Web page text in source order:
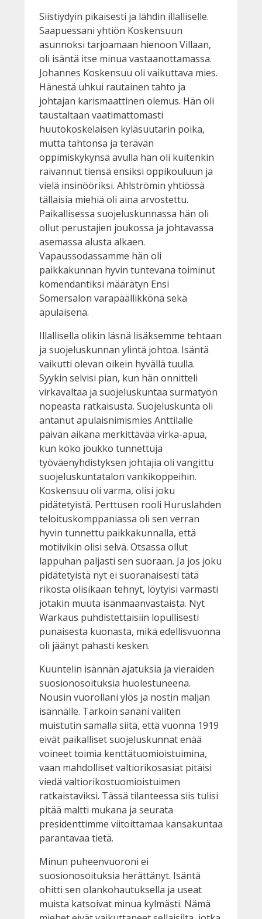
Siistiydyin pikaisesti ja lähdin illalliselle.
Saapuessani yhtiön Koskensuun
asunnoksi tarjoamaan hienoon Villaan,
oli isäntä itse minua vastaanottamassa.
Johannes Koskensuu oli vaikuttava mies.
Hänestä uhkui rautainen tahto ja
johtajan karismaattinen olemus. Hän oli
taustaltaan vaatimattomasti
huutokoskelaisen kyläsuutarin poika,
mutta tahtonsa ja terävän
oppimiskykynsä avulla hän oli kuitenkin
raivannut tiensä ensiksi oppikouluun ja
vielä insinööriksi. Ahlströmin yhtiössä
tällaisia miehiä oli aina arvostettu.
Paikallisessa suojeluskunnassa hän oli
ollut perustajien joukossa ja johtavassa
asemassa alusta alkaen.
Vapaussodassamme hän oli
paikkakunnan hyvin tuntevana toiminut
komendantiksi määrätyn Ensi
Somersalon varapäällikkönä sekä
apulaisena.
Illallisella olikin läsnä lisäksemme tehtaan
ja suojeluskunnan ylintä johtoa. Isäntä
vaikutti olevan oikein hyvällä tuulla.
Syykin selvisi pian, kun hän onnitteli
virkavaltaa ja suojeluskuntaa surmatyön
nopeasta ratkaisusta. Suojeluskunta oli
antanut apulaisnimismies Anttilalle
päivän aikana merkittävää virka-apua,
kun koko joukko tunnettuja
työväenyhdistyksen johtajia oli vangittu
suojeluskuntatalon vankikoppeihin.
Koskensuu oli varma, olisi joku
pidätetyistä. Perttusen rooli Huruslahden
teloituskomppaniassa oli sen verran
hyvin tunnettu paikkakunnalla, että
motiivikin olisi selvä. Otsassa ollut
lappuhan paljasti sen suoraan. Ja jos joku
pidätetyistä nyt ei suoranaisesti tätä
rikosta olisikaan tehnyt, löytyisi varmasti
jotakin muuta isänmaanvastaista. Nyt
Warkaus puhdistettaisiin lopullisesti
punaisesta kuonasta, mikä edellisvuonna
oli jäänyt pahasti kesken.
Kuuntelin isännän ajatuksia ja vieraiden
suosionosoituksia huolestuneena.
Nousin vuorollani ylös ja nostin maljan
isännälle. Tarkoin sanani valiten
muistutin samalla siitä, että vuonna 1919
eivät paikalliset suojeluskunnat enää
voineet toimia kenttätuomioistuimina,
vaan mahdolliset valtiorikosasiat pitäisi
viedä valtiorikostuomioistuimen
ratkaistaviksi. Tässä tilanteessa siis tulisi
pitää maltti mukana ja seurata
presidenttimme viitoittamaa kansakuntaa
parantavaa tietä.
Minun puheenvuoroni ei
suosionosoituksia herättänyt. Isäntä
ohitti sen olankohautuksella ja useat
muista katsoivat minua kylmästi. Nämä